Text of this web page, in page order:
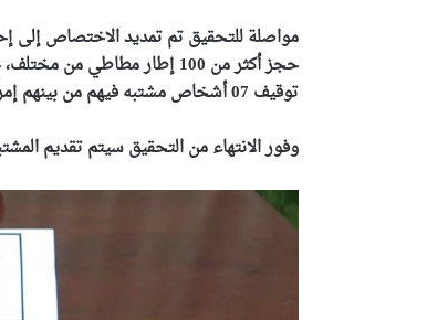
مواصلة للتحقيق تم تمديد الاختصاص إلى
حجز أكثر من 100 إطار
توقيف 07 أشخاص مشتبه فيهم من بينهم إمرأتين.
وفور الانتهاء من التحقيق سيتم تقديم